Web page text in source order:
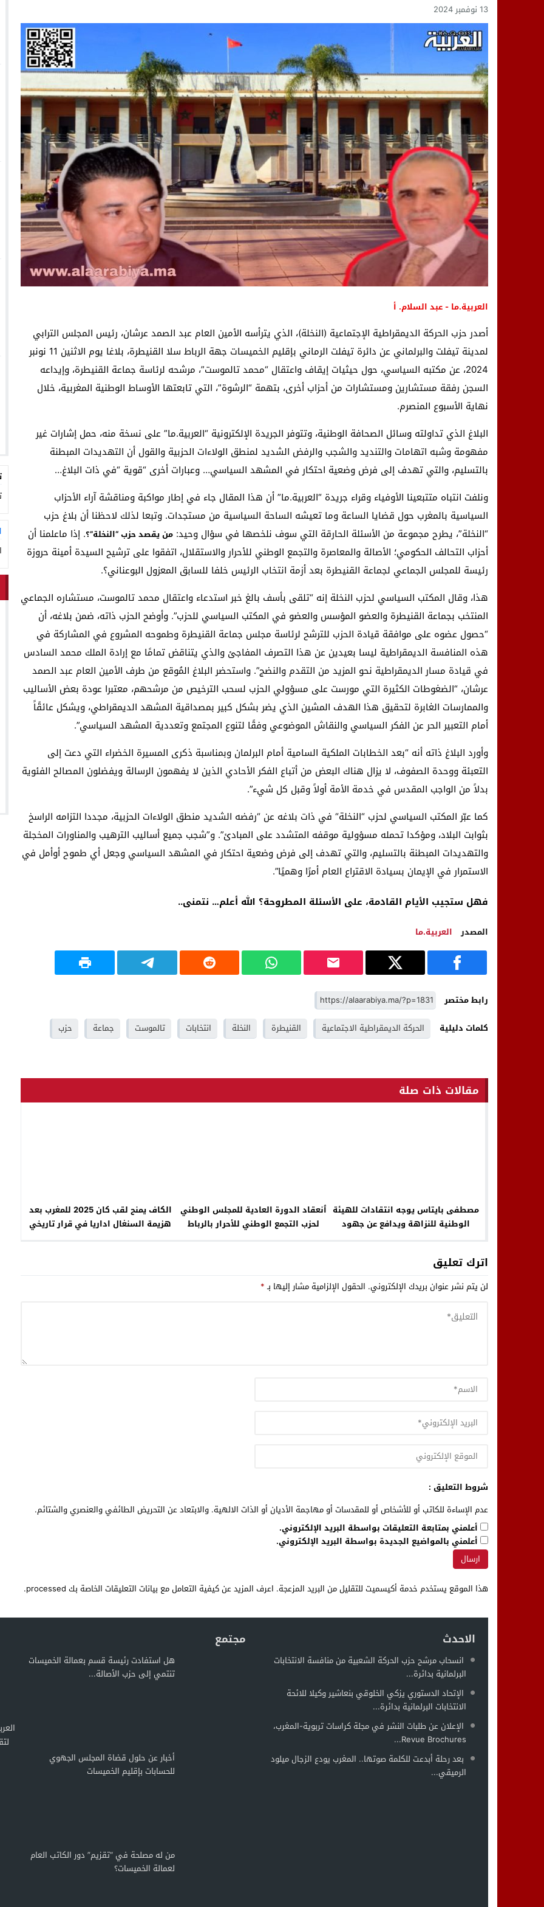
طاطا: “اعتداء” على حقوقي يشعل غضب الجمعيات وملف “ماء القصبة” يفجّر الأوضاع
عقول الغد تصنع المستقبل: مسابقة “Robot Innov” بمراكش تؤسس لجيل الابتكار والتكنولوجيا
13 نوفمبر 2024
العربية.ما - عبد السلام. أ
أصدر حزب الحركة الديمقراطية الإجتماعية (النخلة)، الذي يترأسه الأمين العام عبد الصمد عرشان، رئيس المجلس الترابي
لمدينة تيفلت والبرلماني عن دائرة تيفلت الرماني بإقليم الخميسات جهة الرباط سلا القنيطرة، بلاغا يوم الاثنين 11 نونبر
2024، عن مكتبه السياسي، حول حيثيات إيقاف واعتقال “محمد تالموست”، مرشحه لرئاسة جماعة القنيطرة، وإيداعه
السجن رفقة مستشارين ومستشارات من أحزاب أخرى، بتهمة “الرشوة”، التي تابعتها الأوساط الوطنية المغربية، خلال
نهاية الأسبوع المنصرم.
البلاغ الذي تداولته وسائل الصحافة الوطنية، وتتوفر الجريدة الإلكترونية “العربية.ما” على نسخة منه، حمل إشارات غير
مفهومة وشبه اتهامات والتنديد والشجب والرفض الشديد لمنطق الولاءات الحزبية والقول أن التهديدات المبطنة
بالتسليم، والتي تهدف إلى فرض وضعية احتكار في المشهد السياسي… وعبارات أخرى “قوية “في ذات البلاغ…
ونلفت انتباه متتبعينا الأوفياء وقراء جريدة “العربية.ما” أن هذا المقال جاء في إطار مواكبة ومناقشة آراء الأحزاب
السياسية بالمغرب حول قضايا الساعة وما تعيشه الساحة السياسية من مستجدات. وتبعا لذلك لاحظنا أن بلاغ حزب
“النخلة”، يطرح مجموعة من الأسئلة الحارقة التي سوف نلخصها في سؤال وحيد: من يقصد حزب “النخلة”؟. إذا ماعلمنا أن
أحزاب التحالف الحكومي؛ الأصالة والمعاصرة والتجمع الوطني للأحرار والاستقلال، اتفقوا على ترشيح السيدة أمينة حروزة
رئيسة للمجلس الجماعي لجماعة القنيطرة بعد أزمة انتخاب الرئيس خلفا للسابق المعزول البوعناني؟.
هذا، وقال المكتب السياسي لحزب النخلة إنه “تلقى بأسف بالغ خبر استدعاء واعتقال محمد تالموست، مستشاره الجماعي
المنتخب بجماعة القنيطرة والعضو المؤسس والعضو في المكتب السياسي للحزب”. وأوضح الحزب ذاته، ضمن بلاغه، أن
“حصول عضوه على موافقة قيادة الحزب للترشح لرئاسة مجلس جماعة القنيطرة وطموحه المشروع في المشاركة في
هذه المنافسة الديمقراطية ليسا بعيدين عن هذا التصرف المفاجئ والذي يتناقض تمامًا مع إرادة الملك محمد السادس
في قيادة مسار الديمقراطية نحو المزيد من التقدم والنضج”. واستحضر البلاغ المُوقع من طرف الأمين العام عبد الصمد
عرشان، “الضغوطات الكثيرة التي مورست على مسؤولي الحزب لسحب الترخيص من مرشحهم، معتبرا عودة بعض الأساليب
والممارسات الغابرة لتحقيق هذا الهدف المشين الذي يضر بشكل كبير بمصداقية المشهد الديمقراطي، ويشكل عائقًاً
أمام التعبير الحر عن الفكر السياسي والنقاش الموضوعي وفقًا لتنوع المجتمع وتعددية المشهد السياسي”.
وأورد البلاغ ذاته أنه “بعد الخطابات الملكية السامية أمام البرلمان وبمناسبة ذكرى المسيرة الخضراء التي دعت إلى
التعبئة ووحدة الصفوف، لا يزال هناك البعض من أتباع الفكر الأحادي الذين لا يفهمون الرسالة ويفضلون المصالح الفئوية
بدلاً من الواجب المقدس في خدمة الأمة أولاً وقبل كل شيء”.
كما عبّر المكتب السياسي لحزب “النخلة“ في ذات بلاغه عن “رفضه الشديد منطق الولاءات الحزبية، مجددا التزامه الراسخ
بثوابت البلاد، ومؤكدا تحمله مسؤولية موقفه المتشدد على المبادئ”. و”شجب جميع أساليب الترهيب والمناورات المخجلة
والتهديدات المبطنة بالتسليم، والتي تهدف إلى فرض وضعية احتكار في المشهد السياسي وجعل أي طموح أوأمل في
الاستمرار في الإيمان بسيادة الاقتراع العام أمرًا وهميًا”.
فهل ستجيب الأيام القادمة، على الأسئلة المطروحة؟ الله أعلم… نتمنى..
المصدر العربية.ما
رابط مختصر
كلمات دليلية
الحركة الديمقراطية الاجتماعية القنيطرة النخلة انتخابات تالموست جماعة حزب
مقالات ذات صلة
مصطفى بايتاس يوجه انتقادات للهيئة
الوطنية للنزاهة ويدافع عن جهود
ٱنعقاد الدورة العادية للمجلس الوطني
لحزب التجمع الوطني للأحرار بالرباط
الكاف يمنح لقب كان 2025 للمغرب بعد
هزيمة السنغال اداريا في قرار تاريخي
اترك تعليق
لن يتم نشر عنوان بريدك الإلكتروني. الحقول الإلزامية مشار إليها بـ*
شروط التعليق :
عدم الإساءة للكاتب أو للأشخاص أو للمقدسات أو مهاجمة الأديان أو الذات الالهية. والابتعاد عن التحريض الطائفي والعنصري والشتائم.
أعلمني بمتابعة التعليقات بواسطة البريد الإلكتروني.
أعلمني بالمواضيع الجديدة بواسطة البريد الإلكتروني.
هذا الموقع يستخدم خدمة أكيسميت للتقليل من البريد المزعجة. اعرف المزيد عن كيفية التعامل مع بيانات التعليقات الخاصة بك processed .
الاحدث
انسحاب مرشح حزب الحركة الشعبية من منافسة الانتخابات
البرلمانية بدائرة...
الإتحاد الدستوري يزكي الخلوقي بنعاشير وكيلا للائحة
الانتخابات البرلمانية بدائرة...
الإعلان عن طلبات النشر في مجلة كراسات تربوية-المغرب،
Revue Brochures...
بعد رحلة أبدعت للكلمة صوتها.. المغرب يودع الزجال ميلود
الرميقي...
مجتمع
هل استفادت رئيسة قسم بعمالة الخميسات
تنتمي إلى حزب الأصالة...
أخبار عن حلول قضاة المجلس الجهوي
للحسابات بإقليم الخميسات
من له مصلحة في “تقزيم” دور الكاتب العام
لعمالة الخميسات؟